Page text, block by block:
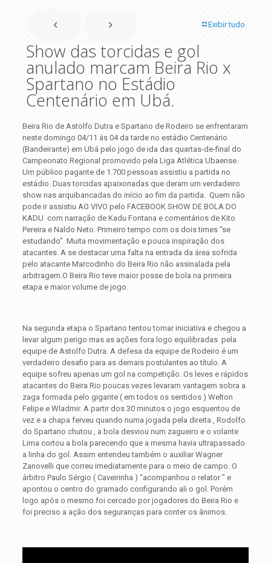
Exibir tudo
Show das torcidas e gol
anulado marcam Beira Rio x
Spartano no Estádio
Centenário em Ubá.
Beira Rio de Astolfo Dutra e Spartano de Rodeiro se enfrentaram
neste domingo 04/11 ás 04 da tarde no estádio Centenário
(Bandeirante) em Ubá pelo jogo de ida das quartas-de-final do
Campeonato Regional promovido pela Liga Atlética Ubaense.
Um público pagante de 1.700 pessoas assistiu a partida no
estádio. Duas torcidas apaixonadas que deram um verdadeiro
show nas arquibancadas do início ao fim da partida. Quem não
pode ir assistiu AO VIVO pelo FACEBOOK SHOW DE BOLA DO
KADU com narração de Kadu Fontana e comentários de Kito
Pereira e Naldo Neto. Primeiro tempo com os dois times “se
estudando”. Muita movimentação e pouca inspiração dos
atacantes. A se destacar uma falta na entrada da área sofrida
pelo atacante Marcodinho do Beira Rio não assinalada pela
arbitragem.O Beira Rio teve maior posse de bola na primeira
etapa e maior volume de jogo.
Na segunda etapa o Spartano tentou tomar iniciativa e chegou a
levar algum perigo mas as ações fora logo equilibradas pela
equipe de Astolfo Dutra. A defesa da equipe de Rodeiro é um
verdadeiro desafio para as demais postulantes ao título. A
equipe sofreu apenas um gol na competição. Os leves e rápidos
atacantes do Beira Rio poucas vezes levaram vantagem sobra a
zaga formada pelo gigante ( em todos os sentidos ) Welton
Felipe e Wladmir. A partir dos 30 minutos o jogo esquentou de
vez e a chapa ferveu quando numa jogada pela direita , Rodolfo
do Spartano chutou , a bola desviou num zagueiro e o volante
Lima cortou a bola parecendo que a mesma havia ultrapassado
a linha do gol. Assim entendeu também o auxiliar Wagner
Zanovelli que correu imediatamente para o meio de campo. O
árbitro Paulo Sérgio ( Caveirinha ) “acompanhou o relator ” e
apontou o centro do gramado configurando ali o gol. Porém
logo após o mesmo foi cercado por jogadores do Beira Rio e
foi preciso a ação dos seguranças para conter os ânimos.